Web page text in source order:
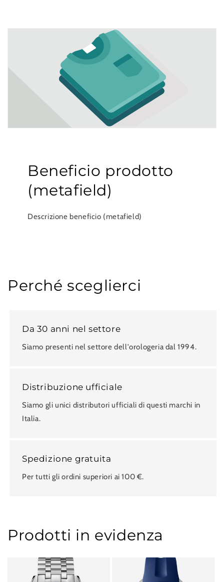
Beneficio prodotto
(metafield)
Descrizione beneficio (metafield)
Perché sceglierci
Da 30 anni nel settore
Siamo presenti nel settore dell'orologeria dal 1994.
Distribuzione ufficiale
Siamo gli unici distributori ufficiali di questi marchi in
Italia.
Spedizione gratuita
Per tutti gli ordini superiori ai 100 €.
Prodotti in evidenza